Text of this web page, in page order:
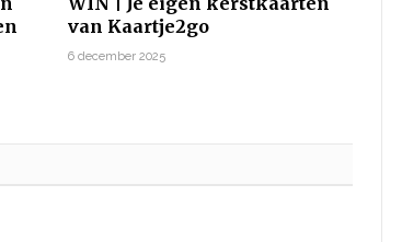
van Kaartje2go
6 december 2025